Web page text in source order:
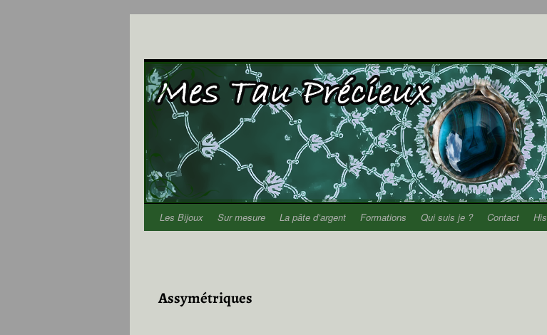
AllerLes Bijoux Sur mesure La pâte d’argent Formations Qui suis je ? Contact
Assymétriques